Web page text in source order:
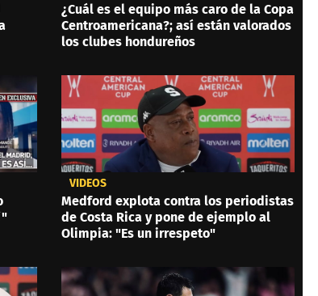
¿Cuál es el equipo más caro de la Copa
Centroamericana?; así están valorados
los clubes hondureños
VIDEOS
Medford explota contra los periodistas
de Costa Rica y pone de ejemplo al
Olimpia: "Es un irrespeto"